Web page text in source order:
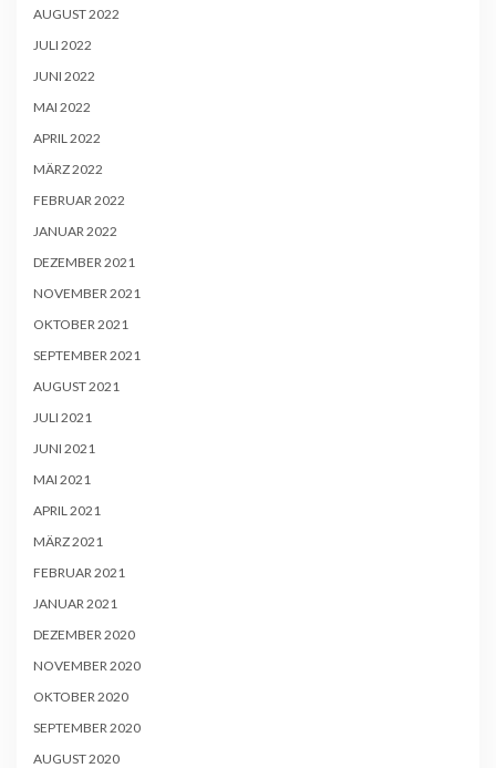
AUGUST 2022
JULI 2022
JUNI 2022
MAI 2022
APRIL 2022
MÄRZ 2022
FEBRUAR 2022
JANUAR 2022
DEZEMBER 2021
NOVEMBER 2021
OKTOBER 2021
SEPTEMBER 2021
AUGUST 2021
JULI 2021
JUNI 2021
MAI 2021
APRIL 2021
MÄRZ 2021
FEBRUAR 2021
JANUAR 2021
DEZEMBER 2020
NOVEMBER 2020
OKTOBER 2020
SEPTEMBER 2020
AUGUST 2020